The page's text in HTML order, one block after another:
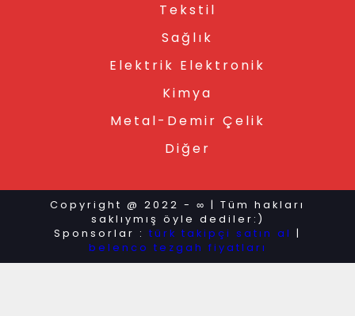
Tekstil
Sağlık
Elektrik Elektronik
Kimya
Metal-Demir Çelik
Diğer
Copyright @ 2022 - ∞ | Tüm hakları
saklıymış öyle dediler:)
Sponsorlar : türk takipçi satın al
|
belenco tezgah fiyatları